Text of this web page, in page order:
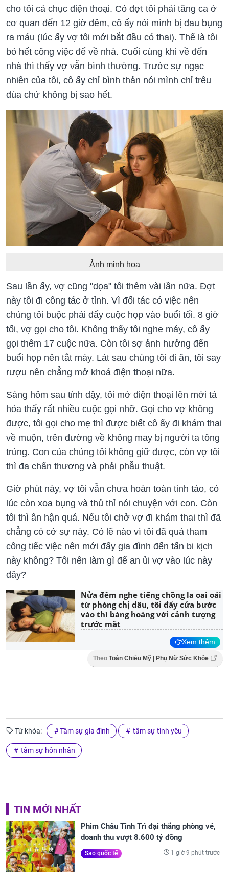
cho tôi cả chục điện thoại. Có đợt tôi phải tăng ca ở
cơ quan đến 12 giờ đêm, cô ấy nói mình bị đau bụng
ra máu (lúc ấy vợ tôi mới bắt đầu có thai). Thế là tôi
bỏ hết công việc để về nhà. Cuối cùng khi về đến
nhà thì thấy vợ vẫn bình thường. Trước sự ngạc
nhiên của tôi, cô ấy chỉ bình thản nói mình chỉ trêu
đùa chứ không bị sao hết.
Ảnh minh họa
Sau lần ấy, vợ cũng "dọa" tôi thêm vài lần nữa. Đợt
này tôi đi công tác ở tỉnh. Vì đối tác có việc nên
chúng tôi buộc phải đẩy cuộc họp vào buổi tối. 8 giờ
tối, vợ gọi cho tôi. Không thấy tôi nghe máy, cô ấy
gọi thêm 17 cuộc nữa. Còn tôi sợ ảnh hưởng đến
buổi họp nên tắt máy. Lát sau chúng tôi đi ăn, tôi say
rượu nên chẳng mở khoá điện thoại nữa.
Sáng hôm sau tỉnh dậy, tôi mở điện thoại lên mới tá
hỏa thấy rất nhiều cuộc gọi nhỡ. Gọi cho vợ không
được, tôi gọi cho mẹ thì được biết cô ấy đi khám thai
về muộn, trên đường về không may bị người ta tông
trúng. Con của chúng tôi không giữ được, còn vợ tôi
thì đa chấn thương và phải phẫu thuật.
Giờ phút này, vợ tôi vẫn chưa hoàn toàn tỉnh táo, có
lúc còn xoa bụng và thủ thỉ nói chuyện với con. Còn
tôi thì ân hận quá. Nếu tôi chở vợ đi khám thai thì đã
chẳng có cớ sự này. Có lẽ nào vì tôi đã quá tham
công tiếc việc nên mới đẩy gia đình đến tấn bi kịch
này không? Tôi nên làm gì để an ủi vợ vào lúc này
đây?
Nửa đêm nghe tiếng chồng la oai oái
từ phòng chị dâu, tôi đẩy cửa bước
vào thì bàng hoàng với cảnh tượng
trước mắt
Xem thêm
Theo Toàn Chiêu Mỹ | Phụ Nữ Sức Khỏe
Từ khóa: Tâm sự gia đình tâm sự tình yêu
tâm sự hôn nhân
TIN MỚI NHẤT
Phim Châu Tinh Trì đại thắng phòng vé,
doanh thu vượt 8.600 tỷ đồng
Sao quốc tế 1 giờ 9 phút trước